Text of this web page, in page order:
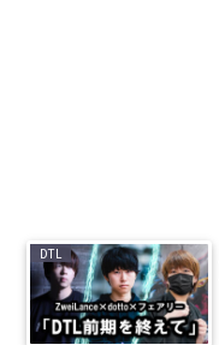
DTL